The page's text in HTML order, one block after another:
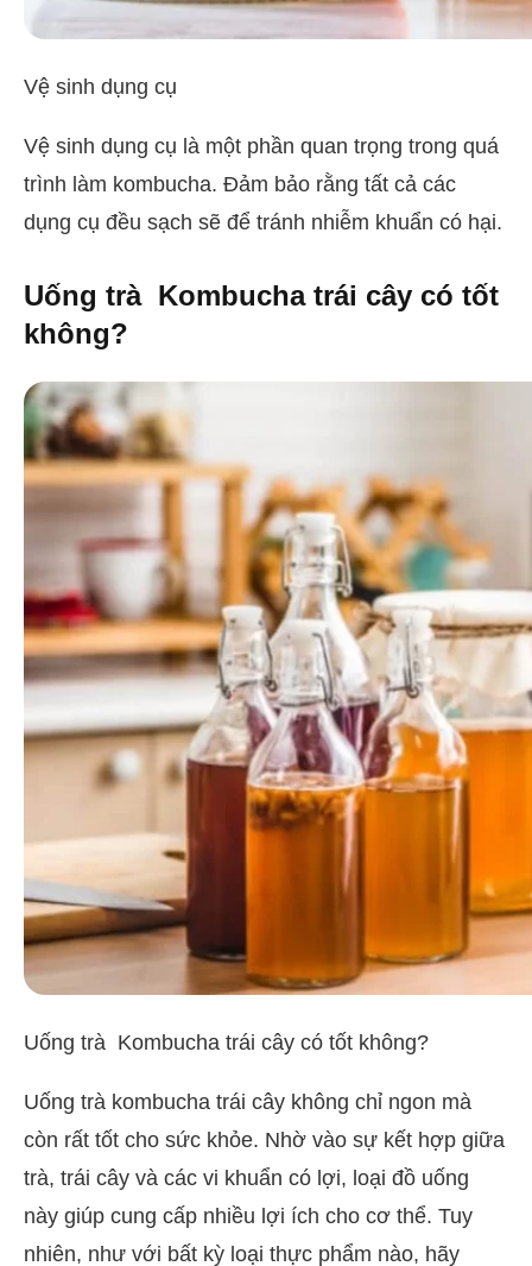
Vệ sinh dụng cụ
Vệ sinh dụng cụ là một phần quan trọng trong quá
trình làm kombucha. Đảm bảo rằng tất cả các
dụng cụ đều sạch sẽ để tránh nhiễm khuẩn có hại.
Uống trà Kombucha trái cây có tốt
không?
Uống trà Kombucha trái cây có tốt không?
Uống trà kombucha trái cây không chỉ ngon mà
còn rất tốt cho sức khỏe. Nhờ vào sự kết hợp giữa
trà, trái cây và các vi khuẩn có lợi, loại đồ uống
này giúp cung cấp nhiều lợi ích cho cơ thể. Tuy
nhiên, như với bất kỳ loại thực phẩm nào, hãy